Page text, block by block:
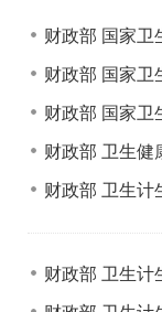
财政部 国家卫
财政部 国家卫
财政部 国家卫
财政部 卫生健
财政部 卫生计
财政部 卫生计